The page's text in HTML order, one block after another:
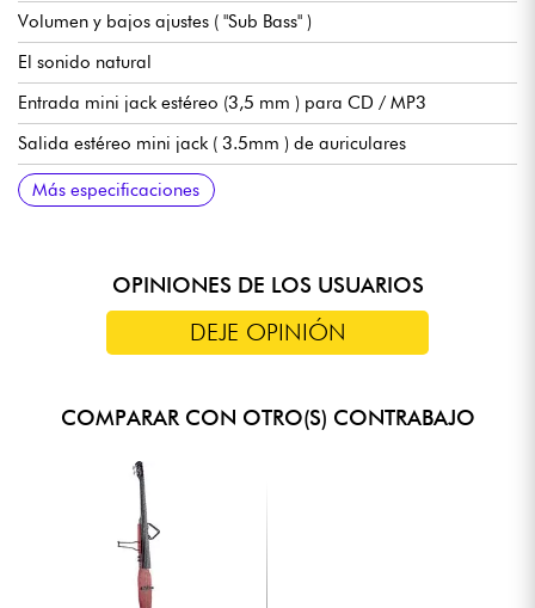
Volumen y bajos ajustes ( "Sub Bass" )
El sonido natural
Entrada mini jack estéreo (3,5 mm ) para CD / MP3
Salida estéreo mini jack ( 3.5mm ) de auriculares
Jack de salida ( 6.3mm )
Mecánica: estilo P -bass , estándar, de níquel
Modelo 3/4 - azul transparente
Más especificaciones
OPINIONES DE LOS USUARIOS
DEJE OPINIÓN
COMPARAR CON OTRO(S) CONTRABAJO